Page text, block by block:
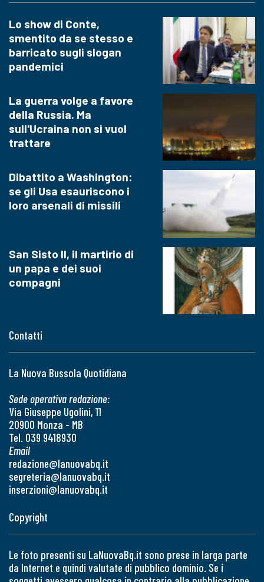
Contatti
La Nuova Bussola Quotidiana
Sede operativa redazione:
Via Giuseppe Ugolini, 11
20900 Monza - MB
Tel. 039 9418930
Email
redazione@lanuovabq.it
segreteria@lanuovabq.it
inserzioni@lanuovabq.it
Lo show di Conte,
smentito da se stesso e
barricato sugli slogan
pandemici
La guerra volge a favore
della Russia. Ma
sull'Ucraina non si vuol
trattare
Dibattito a Washington:
se gli Usa esauriscono i
loro arsenali di missili
San Sisto II, il martirio di
un papa e dei suoi
compagni
Copyright
Le foto presenti su LaNuovaBq.it sono prese in larga parte
da Internet e quindi valutate di pubblico dominio. Se i